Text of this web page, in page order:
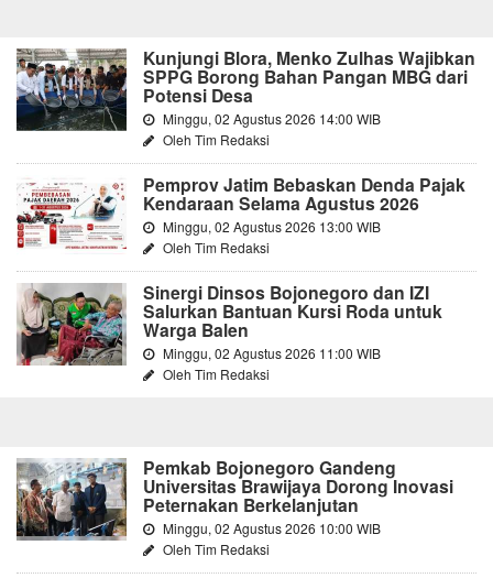
Kunjungi Blora, Menko Zulhas Wajibkan
SPPG Borong Bahan Pangan MBG dari
Potensi Desa
Minggu, 02 Agustus 2026 14:00 WIB
Oleh Tim Redaksi
Pemprov Jatim Bebaskan Denda Pajak
Kendaraan Selama Agustus 2026
Minggu, 02 Agustus 2026 13:00 WIB
Oleh Tim Redaksi
Sinergi Dinsos Bojonegoro dan IZI
Salurkan Bantuan Kursi Roda untuk
Warga Balen
Minggu, 02 Agustus 2026 11:00 WIB
Oleh Tim Redaksi
Pemkab Bojonegoro Gandeng
Universitas Brawijaya Dorong Inovasi
Peternakan Berkelanjutan
Minggu, 02 Agustus 2026 10:00 WIB
Oleh Tim Redaksi